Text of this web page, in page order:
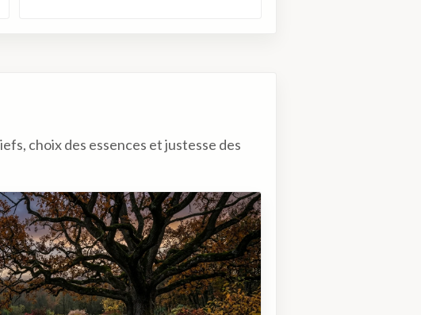
choix des essences et justesse des